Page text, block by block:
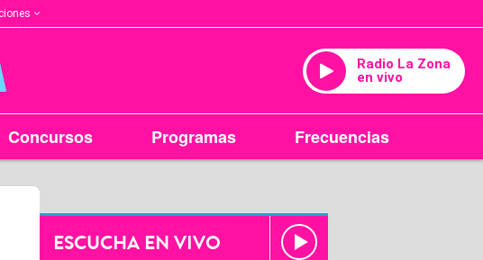
Radio La Zona
en vivo
Concursos Programas Frecuencias
ESCUCHA EN VIVO